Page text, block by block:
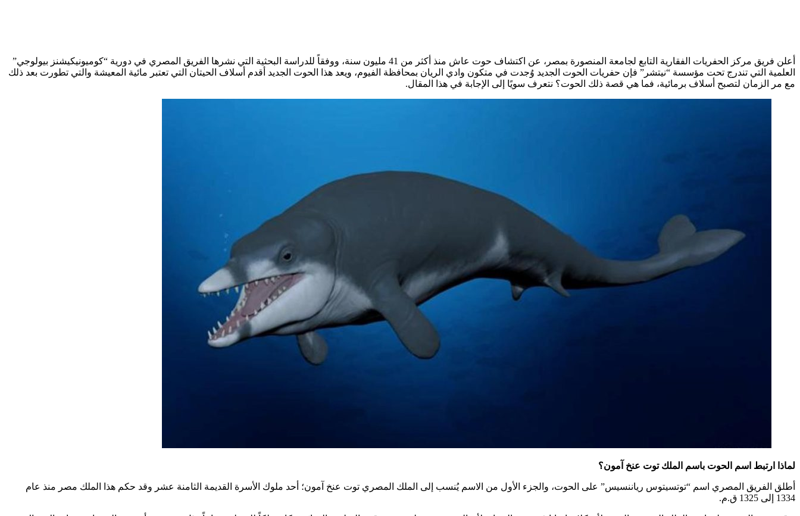
أعلن فريق مركز الحفريات الفقارية التابع لجامعة المنصورة بمصر، عن اكتشاف حوت عاش منذ أكثر من 41 مليون سنة، ووفقاً للدراسة البحثية التي نشرها الفريق المصري في دورية “كوميونيكيشنز بيولوجي”
العلمية التي تندرج تحت مؤسسة “نيتشر” فإن حفريات الحوت الجديد وُجدت في متكون وادي الريان بمحافظة الفيوم، ويعد هذا الحوت الجديد أقدم أسلاف الحيتان التي تعتبر مائية المعيشة والتي تطورت بعد ذلك
مع مر الزمان لتصبح أسلاف برمائية، فما هي قصة ذلك الحوت؟ نتعرف سويًا إلى الإجابة في هذا المقال.
لماذا ارتبط اسم الحوت باسم الملك توت عنخ آمون؟
أطلق الفريق المصري اسم “توتسيتوس رياننسيس” على الحوت، والجزء الأول من الاسم يُنسب إلى الملك المصري توت عنخ آمون؛ أحد ملوك الأسرة القديمة الثامنة عشر وقد حكم هذا الملك مصر منذ عام
1334 إلى 1325 ق.م.